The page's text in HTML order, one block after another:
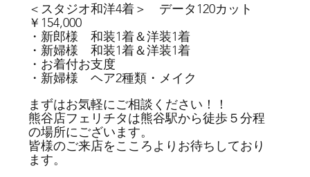
＜スタジオ和洋4着＞　データ120カット
￥154,000
・新郎様　和装1着＆洋装1着
・新婦様　和装1着＆洋装1着
・お着付お支度
・新婦様　ヘア2種類・メイク
まずはお気軽にご相談ください！！
熊谷店フェリチタは熊谷駅から徒歩５分程
の場所にございます。
皆様のご来店をこころよりお待ちしており
ます。